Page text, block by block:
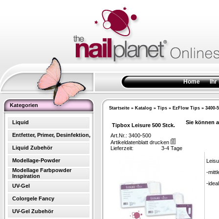
Home Ihr
Kategorien
Liquid
Entfetter, Primer, Desinfektion,
Liquid Zubehör
Modellage-Powder
Modellage Farbpowder
Inspiration
UV-Gel
Colorgele Fancy
UV-Gel Zubehör
Startseite » Katalog » Tips » EzFlow Tips » 3400-
Tipbox Leisure 500 Stck. Sie können
Art.Nr.: 3400-500
Artikeldatenblatt drucken
Lieferzeit:
3-4 Tage
-
-